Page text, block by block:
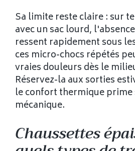
Sa limite reste claire : sur
avec un sac lourd,
ressent rapidement sous
ces micro-chocs répétés
vraies douleurs dès le
Réservez-la aux sorties
le confort thermique
mécanique.
Chaussettes